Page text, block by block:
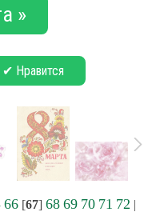
»
✔ Нравится
66[67] 68 69 70 71 72 |